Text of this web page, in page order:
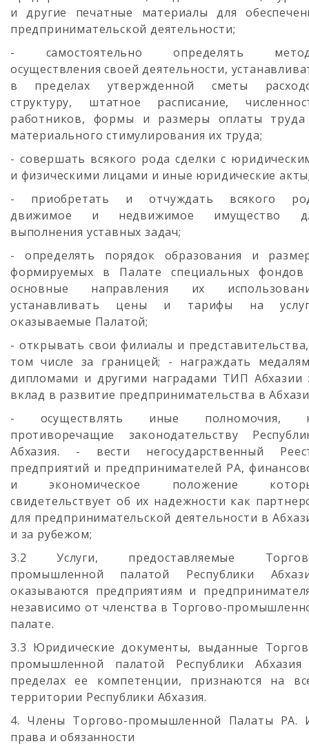
и другие печатные материалы для
предпринимательской деятельности;
- самостоятельно определять
осуществления своей деятельности,
в пределах утвержденной сметы
структуру, штатное расписание,
работников, формы и размеры оплаты
материального стимулирования их труда;
- совершать всякого рода сделки с
и физическими лицами и иные юридические
- приобретать и отчуждать всякого
движимое и недвижимое имущество
выполнения уставных задач;
- определять порядок образования и
формируемых в Палате специальных
основные направления их
устанавливать цены и тарифы на
оказываемые Палатой;
- открывать свои филиалы и
том числе за границей; - награждать
дипломами и другими наградами ТИП Абхазии
вклад в развитие предпринимательства в
- осуществлять иные полномочия,
противоречащие законодательству
Абхазия. - вести негосударственный
предприятий и предпринимателей РА,
и экономическое положение
свидетельствует об их надежности как
для предпринимательской деятельности в
и за рубежом;
3.2 Услуги, предоставляемые
промышленной палатой Республики
оказываются предприятиям и
независимо от членства в Торгово-
палате.
3.3 Юридические документы, выданные
промышленной палатой Республики
пределах ее компетенции, признаются на
территории Республики Абхазия.
4. Члены Торгово-промышленной Палаты РА.
права и обязанности